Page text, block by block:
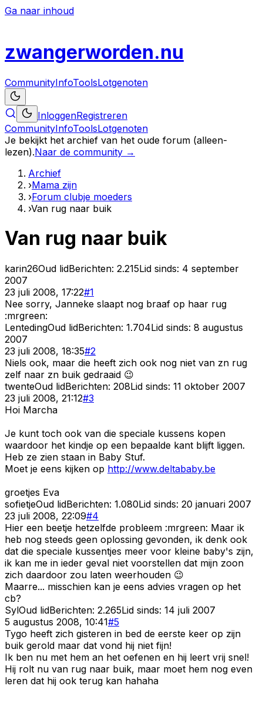
Ga naar inhoud
zwangerworden.nu
CommunityInfoToolsLotgenoten
InloggenRegistreren
CommunityInfoToolsLotgenoten
Je bekijkt het archief van het oude forum (alleen-
lezen).Naar de community →
Archief
›Mama zijn
›Forum clubje moeders
›Van rug naar buik
Van rug naar buik
karin26Oud lidBerichten: 2.215Lid sinds: 4 september
2007
23 juli 2008, 17:22#1
Nee sorry, Janneke slaapt nog braaf op haar rug
:mrgreen:
LentedingOud lidBerichten: 1.704Lid sinds: 8 augustus
2007
23 juli 2008, 18:35#2
Niels ook, maar die heeft zich ook nog niet van zn rug
zelf naar zn buik gedraaid 😉
twenteOud lidBerichten: 208Lid sinds: 11 oktober 2007
23 juli 2008, 21:12#3
Hoi Marcha
Je kunt toch ook van die speciale kussens kopen
waardoor het kindje op een bepaalde kant blijft liggen.
Heb ze zien staan in Baby Stuf.
Moet je eens kijken op http://www.deltababy.be
groetjes Eva
sofietjeOud lidBerichten: 1.080Lid sinds: 20 januari 2007
23 juli 2008, 22:09#4
Hier een beetje hetzelfde probleem :mrgreen: Maar ik
heb nog steeds geen oplossing gevonden, ik denk ook
dat die speciale kussentjes meer voor kleine baby's zijn,
ik kan me in ieder geval niet voorstellen dat mijn zoon
zich daardoor zou laten weerhouden 😉
Maarre... misschien kan je eens advies vragen op het
cb?
SylOud lidBerichten: 2.265Lid sinds: 14 juli 2007
5 augustus 2008, 10:41#5
Tygo heeft zich gisteren in bed de eerste keer op zijn
buik gerold maar dat vond hij niet fijn!
Ik ben nu met hem an het oefenen en hij leert vrij snel!
Hij rolt nu van rug naar buik, maar moet hem nog even
leren dat hij ook terug kan hahaha